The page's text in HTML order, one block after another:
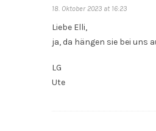
18. Oktober 2023 at 16:23
Liebe Elli,
ja, da hängen sie bei uns
LG
Ute